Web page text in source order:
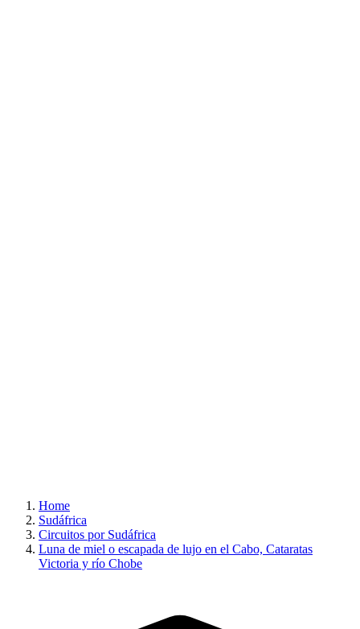
Home
Sudáfrica
Circuitos por Sudáfrica
Luna de miel o escapada de lujo en el Cabo, Cataratas
Victoria y río Chobe